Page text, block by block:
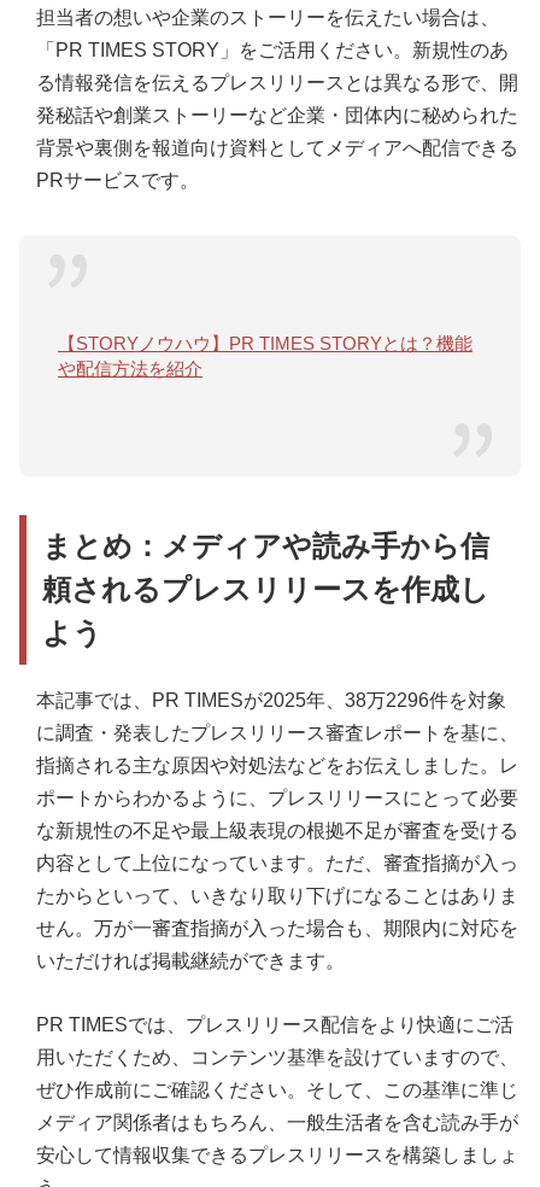
担当者の想いや企業のストーリーを伝えたい場合は、
「PR TIMES STORY」をご活用ください。新規性のあ
る情報発信を伝えるプレスリリースとは異なる形で、開
発秘話や創業ストーリーなど企業・団体内に秘められた
背景や裏側を報道向け資料としてメディアへ配信できる
PRサービスです。
【STORYノウハウ】PR TIMES STORYとは？機能
や配信方法を紹介
まとめ：メディアや読み手から信
頼されるプレスリリースを作成し
よう
本記事では、PR TIMESが2025年、38万2296件を対象
に調査・発表したプレスリリース審査レポートを基に、
指摘される主な原因や対処法などをお伝えしました。レ
ポートからわかるように、プレスリリースにとって必要
な新規性の不足や最上級表現の根拠不足が審査を受ける
内容として上位になっています。ただ、審査指摘が入っ
たからといって、いきなり取り下げになることはありま
せん。万が一審査指摘が入った場合も、期限内に対応を
いただければ掲載継続ができます。
PR TIMESでは、プレスリリース配信をより快適にご活
用いただくため、コンテンツ基準を設けていますので、
ぜひ作成前にご確認ください。そして、この基準に準じ
メディア関係者はもちろん、一般生活者を含む読み手が
安心して情報収集できるプレスリリースを構築しましょ